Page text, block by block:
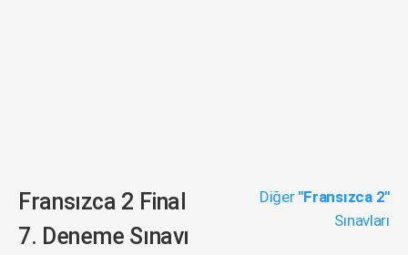
Fransızca 2 Final
7. Deneme Sınavı
Diğer "Fransızca 2"
Sınavları